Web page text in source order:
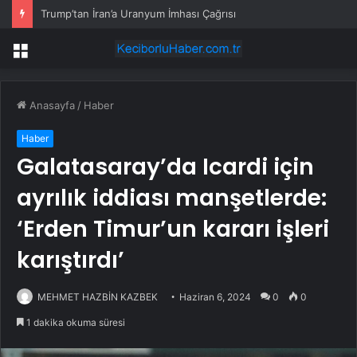
Trump’tan İran’a Uranyum İmhası Çağrısı
Menü
Anasayfa / Haber
Haber
Galatasaray’da Icardi için
ayrılık iddiası manşetlerde:
‘Erden Timur’un kararı işleri
karıştırdı’
MEHMET HAZBİN KAZBEK Haziran 6, 2024 0 0
1 dakika okuma süresi